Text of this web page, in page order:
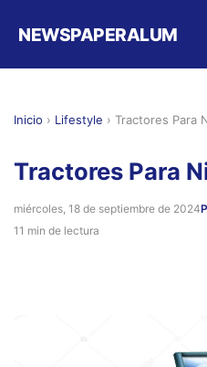
NEWSPAPERALUM
Inicio › Lifestyle › Tractores Para
Tractores Para
miércoles, 18 de septiembre de 2024
11 min de lectura